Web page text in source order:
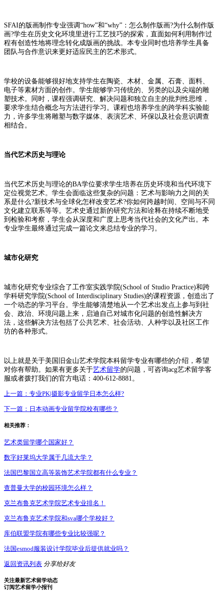
SFAI的版画制作专业强调“how”和“why”：怎么制作版画?为什么制作版
画?学生在历史文化环境里进行工艺技巧的探索，直面如何利用制作过
程有创造性地将理念转化成版画的挑战。本专业同时也培养学生具备
团队与合作意识来更好适应民主的艺术形式。
学校的设备能够很好地支持学生在陶瓷、木材、金属、石膏、面料、
电子等素材方面的创作。学生能够学习传统的、另类的以及尖端的雕
塑技术。同时，课程强调研究、解决问题和独立自主的批判性思维，
要求学生结合概念与方法进行学习。课程也培养学生的跨学科实验能
力，许多学生将雕塑与数字媒体、表演艺术、环保以及社会意识调查
相结合。
当代艺术历史与理论
当代艺术历史与理论的BA学位要求学生培养在历史环境和当代环境下
定位视觉艺术。学生会面临这些复杂的问题：艺术与影响力之间的关
系是什么?新技术与全球化怎样改变艺术?你如何跨越时间、空间与不同
文化建立联系等等。艺术史通过新的研究方法和诠释在持续不断地受
到检验和考察，学生会从深度和广度上思考当代社会的文化产出。本
专业学生最终通过完成一篇论文来总结专业的学习。
城市化研究
城市化研究专业综合了工作室实践学院(School of Studio Practice)和跨
学科研究学院(School of Interdisciplinary Studies)的课程资源，创造出了
一个动态的学习平台。学生能够清楚地从一个艺术出发点上参与到社
会、政治、环境问题上来，启迪自己对城市化问题的创造性解决方
法，这些解决方法包括了公共艺术、社会活动、人种学以及社区工作
坊的各种形式。
以上就是关于美国旧金山艺术学院本科留学专业有哪些的介绍，希望
对你有帮助。如果有更多关于艺术留学的问题，可咨询acg艺术留学客
服或者拨打我们的官方电话：400-612-8881。
上一篇： 专业PK|摄影专业留学日本怎么样?
下一篇： 日本动画专业留学院校有哪些？
相关推荐：
艺术类留学哪个国家好？
数字好莱坞大学属于几流大学？
法国巴黎国立高等装饰艺术学院都有什么专业？
查普曼大学的校园环境怎么样？
克兰布鲁克艺术学院艺术专业排名！
克兰布鲁克艺术学院和sva哪个学校好？
库伯联盟学院有哪些专业比较强呢？
法国esmod服装设计学院毕业后提供就业吗？
返回资讯列表 分享给好友
关注最新艺术留学动态
订阅艺术留学小报刊